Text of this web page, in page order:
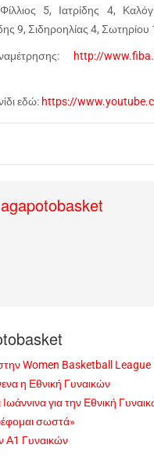
5, Ιατρίδης 4,
9, Σιδηροηλίας 4,
http://
εδώ: https://
agapotobasket
Women Basketball League
η Εθνική Γυναικών
για την Εθνική
σωστά»
Α1 Γυναικών